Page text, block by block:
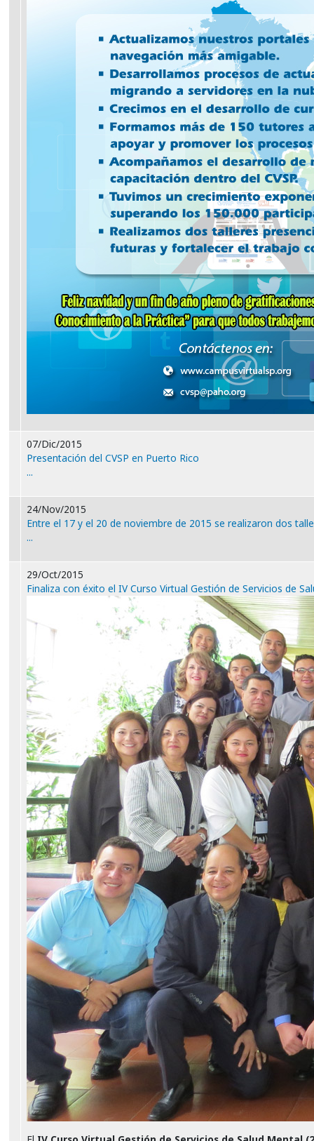
07/Dic/2015
Presentación del CVSP en Puerto Rico
...
24/Nov/2015
Entre el 17 y el 20 de noviembre de 2015 se realizaron dos
...
29/Oct/2015
Finaliza con éxito el IV Curso Virtual Gestión de Servicios de